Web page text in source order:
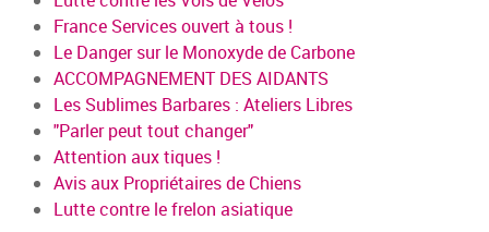
France Services ouvert à tous !
Le Danger sur le Monoxyde de Carbone
ACCOMPAGNEMENT DES AIDANTS
Les Sublimes Barbares : Ateliers Libres
"Parler peut tout changer"
Attention aux tiques !
Avis aux Propriétaires de Chiens
Lutte contre le frelon asiatique